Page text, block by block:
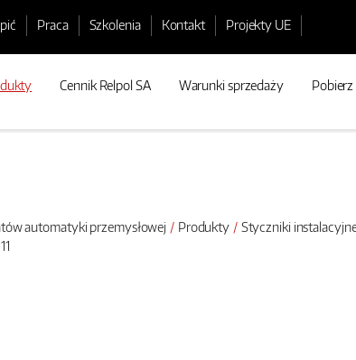
Praca Szkolenia Kontakt Projekty UE
Cennik Relpol SA Warunki sprzedaży Pobierz
automatyki przemysłowej Produkty
Styczniki